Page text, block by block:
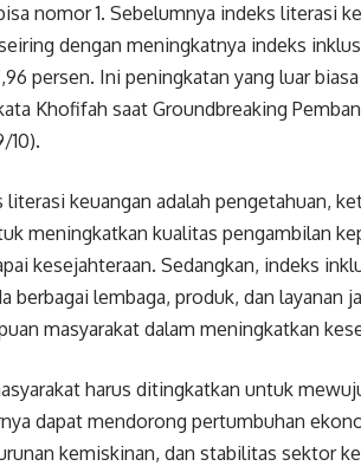
nomor 1. Sebelumnya indeks literasi
dengan meningkatnya indeks
persen. Ini peningkatan yang luar
Khofifah saat Groundbreaking
10).
keuangan adalah pengetahuan,
meningkatkan kualitas pengambilan
kesejahteraan. Sedangkan, indeks
berbagai lembaga, produk, dan layanan
masyarakat dalam meningkatkan
harus ditingkatkan untuk
dapat mendorong pertumbuhan
kemiskinan, dan stabilitas sektor